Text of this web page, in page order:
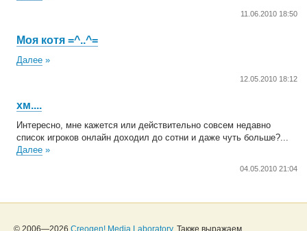
11.06.2010 18:50
Моя котя =^..^=
Далее »
12.05.2010 18:12
хм....
Интересно, мне кажется или действительно совсем недавно
список игроков онлайн доходил до сотни и даже чуть больше?...
Далее »
04.05.2010 21:04
© 2006—2026 Creogen! Media Laboratory. Также выражаем